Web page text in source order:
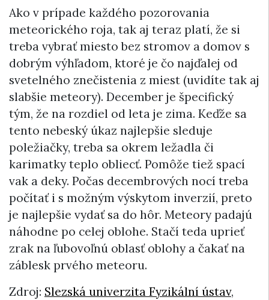
Ako v prípade každého pozorovania
meteorického roja, tak aj teraz platí, že si
treba vybrať miesto bez stromov a domov s
dobrým výhľadom, ktoré je čo najďalej od
svetelného znečistenia z miest (uvidíte tak aj
slabšie meteory). December je špecifický
tým, že na rozdiel od leta je zima. Keďže sa
tento nebeský úkaz najlepšie sleduje
poležiačky, treba sa okrem ležadla či
karimatky teplo obliecť. Pomôže tiež spací
vak a deky. Počas decembrových nocí treba
počítať i s možným výskytom inverzií, preto
je najlepšie vydať sa do hôr. Meteory padajú
náhodne po celej oblohe. Stačí teda uprieť
zrak na ľubovoľnú oblasť oblohy a čakať na
záblesk prvého meteoru.
Zdroj: Slezská univerzita Fyzikální ústav,